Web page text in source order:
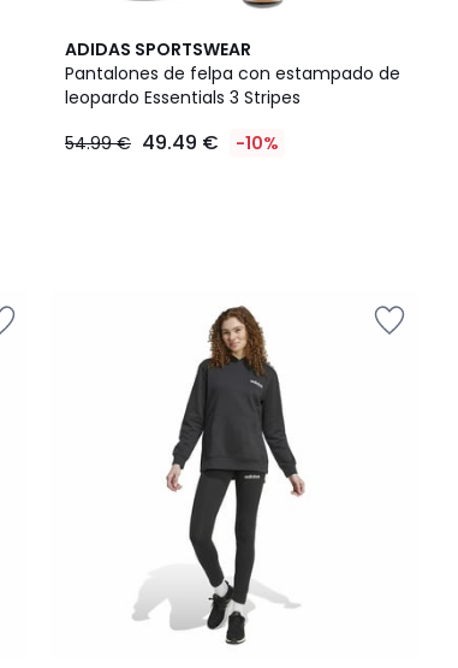
ADIDAS SPORTSWEAR
Pantalones de felpa con estampado de
leopardo Essentials 3 Stripes
54.99 € 49.49 € -10%